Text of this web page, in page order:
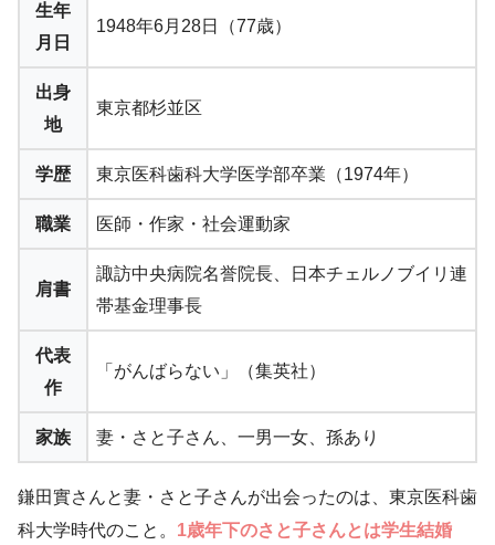
生年
月日
1948年6月28日（77歳）
出身
地
東京都杉並区
学歴 東京医科歯科大学医学部卒業（1974年）
職業 医師・作家・社会運動家
肩書
諏訪中央病院名誉院長、日本チェルノブイリ連
帯基金理事長
代表
作
「がんばらない」（集英社）
家族 妻・さと子さん、一男一女、孫あり
鎌田實さんと妻・さと子さんが出会ったのは、東京医科歯
科大学時代のこと。 1歳年下のさと子さんとは学生結婚